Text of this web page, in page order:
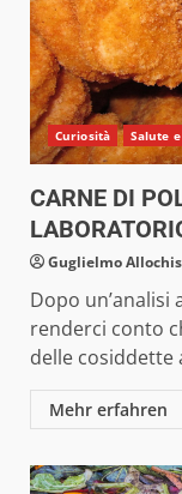
Curiosità Salute
CARNE DI
Guglielmo Allochis
Dopo
renderci conto
delle cosiddette
Mehr erfahren